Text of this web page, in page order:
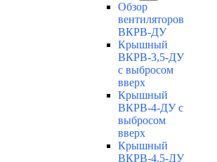
Обзор
вентиляторов
ВКРВ-ДУ
Крышный
ВКРВ-3,5-ДУ
с выбросом
вверх
Крышный
ВКРВ-4-ДУ с
выбросом
вверх
Крышный
ВКРВ-4,5-ДУ